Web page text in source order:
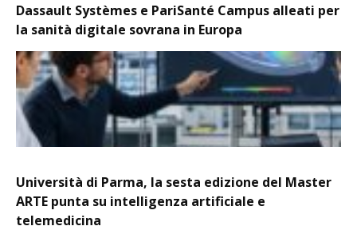
Dassault Systèmes e PariSanté Campus alleati per
la sanità digitale sovrana in Europa
Università di Parma, la sesta edizione del Master
ARTE punta su intelligenza artificiale e
telemedicina